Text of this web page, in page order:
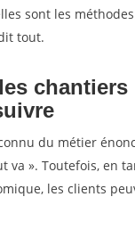
sont les
tout.
chantiers
du métier
va ». Toutefois, en
les clients